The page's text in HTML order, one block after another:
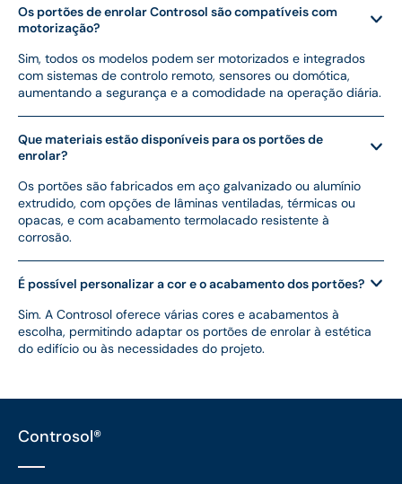
Os portões de enrolar Controsol são compatíveis com
motorização?
Sim, todos os modelos podem ser motorizados e integrados
com sistemas de controlo remoto, sensores ou domótica,
aumentando a segurança e a comodidade na operação diária.
Que materiais estão disponíveis para os portões de
enrolar?
Os portões são fabricados em aço galvanizado ou alumínio
extrudido, com opções de lâminas ventiladas, térmicas ou
opacas, e com acabamento termolacado resistente à
corrosão.
É possível personalizar a cor e o acabamento dos portões?
Sim. A Controsol oferece várias cores e acabamentos à
escolha, permitindo adaptar os portões de enrolar à estética
do edifício ou às necessidades do projeto.
Controsol®